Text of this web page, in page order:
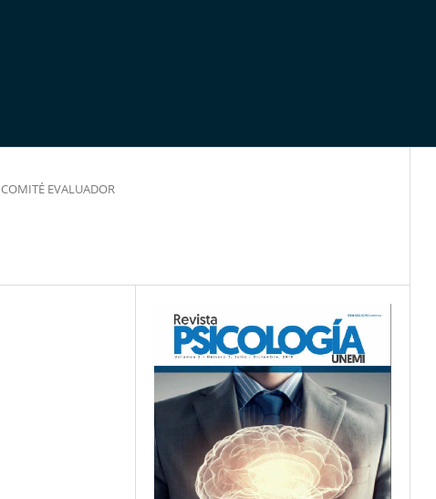
COMITÉ EVALUADOR